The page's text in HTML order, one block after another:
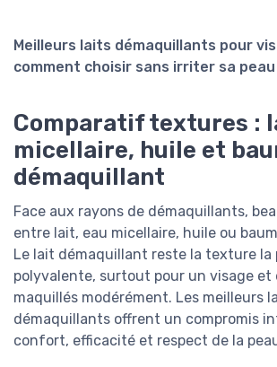
Meilleurs laits démaquillants pour
comment choisir sans irriter sa peau
Comparatif textures :
micellaire, huile et
démaquillant
Face aux rayons de démaquillants,
entre lait, eau micellaire, huile ou
Le lait démaquillant reste la texture la
polyvalente, surtout pour un visage et
maquillés modérément. Les meilleurs
démaquillants offrent un compromis
confort, efficacité et respect de la